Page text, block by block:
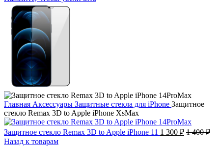
Главная Аксессуары Защитные стекла для iPhone Защитное
стекло Remax 3D to Apple iPhone XsMax
Защитное стекло Remax 3D to Apple iPhone 11 1 300 ₽ 1 400₽
Назад к товарам